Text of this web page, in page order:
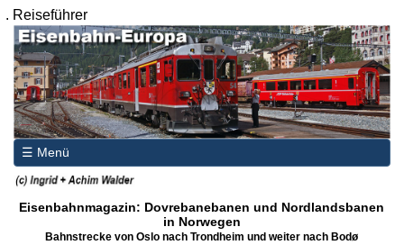
. Reiseführer
☰ Menü
Eisenbahnmagazin: Dovrebanebanen und Nordlandsbanen
in Norwegen
Bahnstrecke von Oslo nach Trondheim und weiter nach Bodø